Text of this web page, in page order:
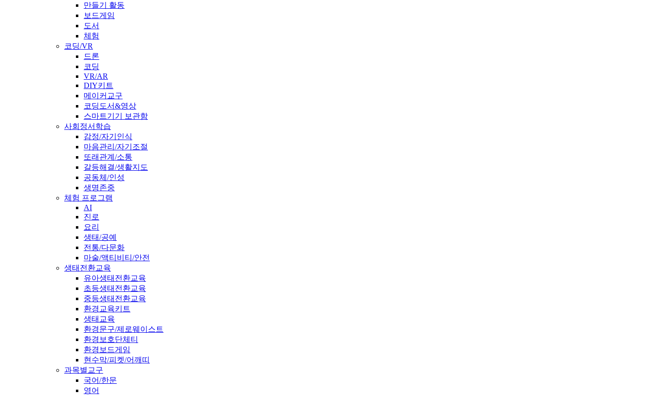
만들기 활동
보드게임
도서
체험
코딩/VR
드론
코딩
VR/AR
DIY키트
메이커교구
코딩도서&영상
스마트기기 보관함
사회정서학습
감정/자기인식
마음관리/자기조절
또래관계/소통
갈등해결/생활지도
공동체/인성
생명존중
체험 프로그램
AI
진로
요리
생태/공예
전통/다문화
마술/액티비티/안전
생태전환교육
유아생태전환교육
초등생태전환교육
중등생태전환교육
환경교육키트
생태교육
환경문구/제로웨이스트
환경보호단체티
환경보드게임
현수막/피켓/어깨띠
과목별교구
국어/한문
영어